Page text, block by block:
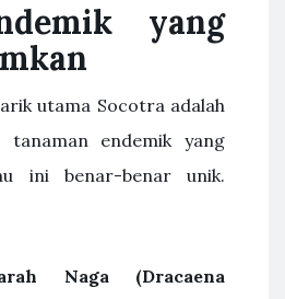
yang
utama Socotra adalah
tanaman endemik yang
ini benar-benar unik.
Naga (Dracaena